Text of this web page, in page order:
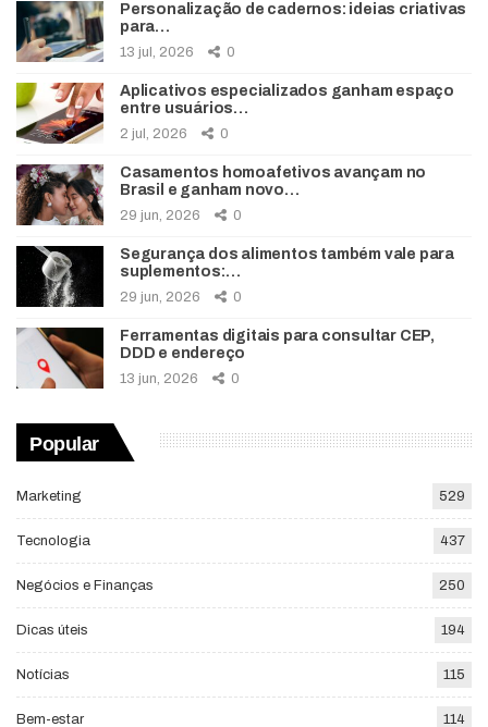
Personalização de cadernos: ideias criativas
para…
13 jul, 2026 0
Aplicativos especializados ganham espaço
entre usuários…
2 jul, 2026 0
Casamentos homoafetivos avançam no
Brasil e ganham novo…
29 jun, 2026 0
Segurança dos alimentos também vale para
suplementos:…
29 jun, 2026 0
Ferramentas digitais para consultar CEP,
DDD e endereço
13 jun, 2026 0
Popular
Marketing 529
Tecnologia 437
Negócios e Finanças 250
Dicas úteis 194
Notícias 115
Bem-estar 114